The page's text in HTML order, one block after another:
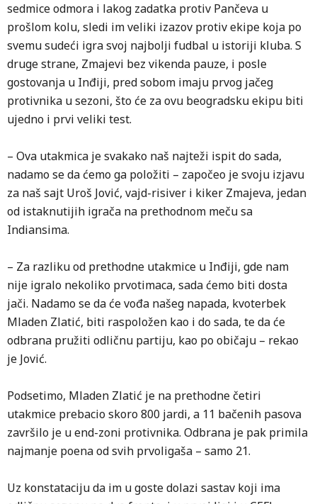
sedmice odmora i lakog zadatka protiv Pančeva u
prošlom kolu, sledi im veliki izazov protiv ekipe koja po
svemu sudeći igra svoj najbolji fudbal u istoriji kluba. S
druge strane, Zmajevi bez vikenda pauze, i posle
gostovanja u Inđiji, pred sobom imaju prvog jačeg
protivnika u sezoni, što će za ovu beogradsku ekipu biti
ujedno i prvi veliki test.
– Ova utakmica je svakako naš najteži ispit do sada,
nadamo se da ćemo ga položiti – započeo je svoju izjavu
za naš sajt Uroš Jović, vajd-risiver i kiker Zmajeva, jedan
od istaknutijih igrača na prethodnom meču sa
Indiansima.
– Za razliku od prethodne utakmice u Inđiji, gde nam
nije igralo nekoliko prvotimaca, sada ćemo biti dosta
jači. Nadamo se da će vođa našeg napada, kvoterbek
Mladen Zlatić, biti raspoložen kao i do sada, te da će
odbrana pružiti odličnu partiju, kao po običaju – rekao
je Jović.
Podsetimo, Mladen Zlatić je na prethodne četiri
utakmice prebacio skoro 800 jardi, a 11 bačenih pasova
završilo je u end-zoni protivnika. Odbrana je pak primila
najmanje poena od svih prvoligaša – samo 21.
Uz konstataciju da im u goste dolazi sastav koji ima